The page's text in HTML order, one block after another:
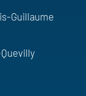
Guillaume